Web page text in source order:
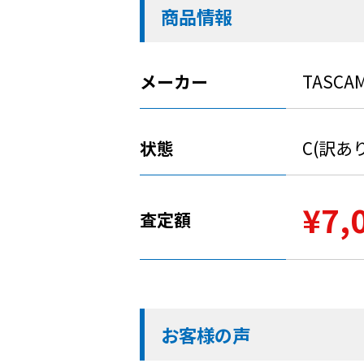
商品情報
メーカー
状態 C(訳あ
査定額
お客様の声